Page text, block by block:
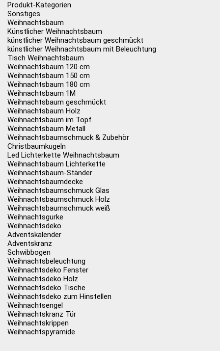
Produkt-Kategorien
Sonstiges
Weihnachtsbaum
Künstlicher Weihnachtsbaum
künstlicher Weihnachtsbaum geschmückt
künstlicher Weihnachtsbaum mit Beleuchtung
Tisch Weihnachtsbaum
Weihnachtsbaum 120 cm
Weihnachtsbaum 150 cm
Weihnachtsbaum 180 cm
Weihnachtsbaum 1M
Weihnachtsbaum geschmückt
Weihnachtsbaum Holz
Weihnachtsbaum im Topf
Weihnachtsbaum Metall
Weihnachtsbaumschmuck & Zubehör
Christbaumkugeln
Led Lichterkette Weihnachtsbaum
Weihnachtsbaum Lichterkette
Weihnachtsbaum-Ständer
Weihnachtsbaumdecke
Weihnachtsbaumschmuck Glas
Weihnachtsbaumschmuck Holz
Weihnachtsbaumschmuck weiß
Weihnachtsgurke
Weihnachtsdeko
Adventskalender
Adventskranz
Schwibbogen
Weihnachtsbeleuchtung
Weihnachtsdeko Fenster
Weihnachtsdeko Holz
Weihnachtsdeko Tische
Weihnachtsdeko zum Hinstellen
Weihnachtsengel
Weihnachtskranz Tür
Weihnachtskrippen
Weihnachtspyramide